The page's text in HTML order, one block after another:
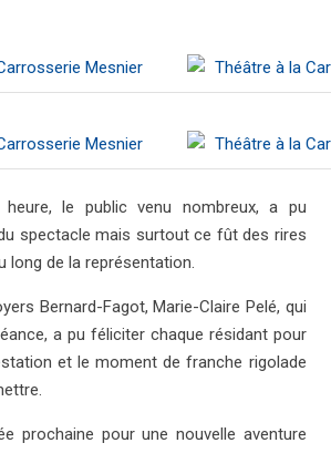
heure, le public venu nombreux, a pu
spectacle mais surtout ce fût des rires
long de la représentation.
Bernard-Fagot, Marie-Claire Pelé, qui
a pu féliciter chaque résidant pour
et le moment de franche rigolade
prochaine pour une nouvelle aventure